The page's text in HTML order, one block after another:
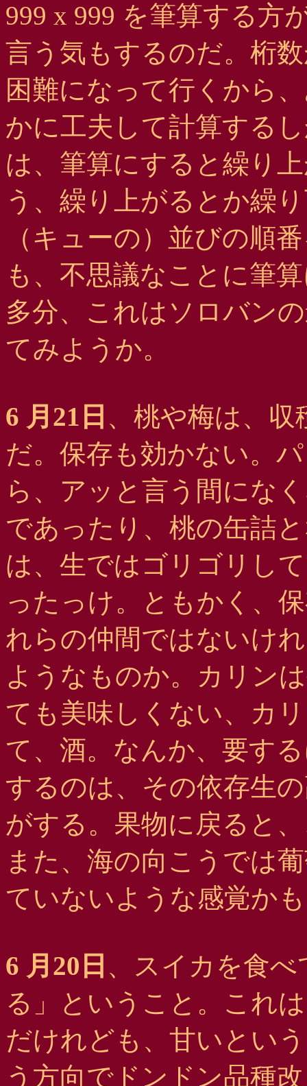
999 x 999 を筆算する方
言う気もするのだ。桁
困難になって行くから
かに工夫して計算する
は、筆算にすると繰り
う、繰り上がるとか繰
（キューの）並びの順
も、不思議なことに筆
多分、これはソロバン
てみようか。
6 月21日 、桃や梅は、
だ。保存も効かない。
ら、アッと言う間にな
であったり、桃の缶詰
は、生ではゴリゴリし
ったっけ。ともかく、
れらの仲間ではないけ
ようなものか。カリン
ても美味しくない、カ
て、酒。なんか、要す
するのは、その依存生
がする。果物に戻ると
また、海の向こうでは
ていないような感覚か
6 月20日 、スイカを食
る」ということ。これ
だけれども、甘いとい
う方向でドンドン品種